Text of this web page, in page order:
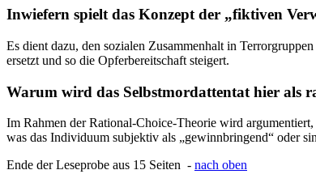
Inwiefern spielt das Konzept der „fiktiven
Es dient dazu, den sozialen Zusammenhalt in
ersetzt und so die Opferbereitschaft steigert.
Warum wird das Selbstmordattentat hier als
Im Rahmen der Rational-Choice-Theorie wird
was das Individuum subjektiv als „gewinnbringend“ oder
Ende der Leseprobe aus 15 Seiten - nach oben